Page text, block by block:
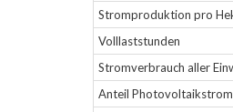
Stromproduktion pro
Volllaststunden
Stromverbrauch aller
Anteil Photovoltaikstrom